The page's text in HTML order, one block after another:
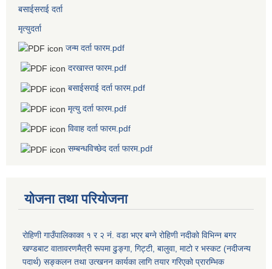
बसाईसराई दर्ता
मृत्युदर्ता
जन्म दर्ता फारम.pdf
दरखास्त फारम.pdf
बसाईसराई दर्ता फारम.pdf
मृत्यु दर्ता फारम.pdf
विवाह दर्ता फारम.pdf
सम्बन्धविच्छेद दर्ता फारम.pdf
योजना तथा परियोजना
रोहिणी गाउँपालिकाका १ र २ नं. वडा भएर बग्ने रोहिणी नदीको विभिन्न बगर
खण्डबाट वातावरणमैत्री रूपमा ढुङ्गा, गिट्टी, बालुवा, माटो र भस्कट (नदीजन्य
पदार्थ) सङ्कलन तथा उत्खनन कार्यका लागि तयार गरिएको प्रारम्भिक